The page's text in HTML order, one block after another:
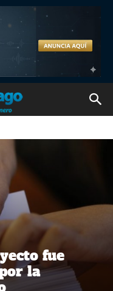
fue
la